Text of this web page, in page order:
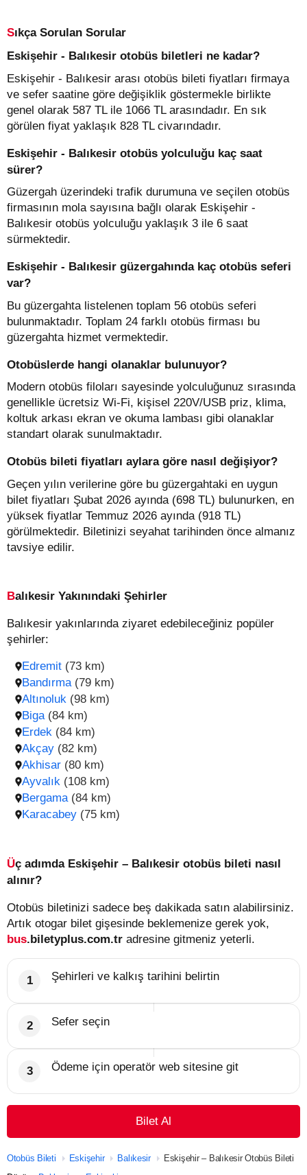
Sıkça Sorulan Sorular
Eskişehir - Balıkesir otobüs biletleri ne kadar?
Eskişehir - Balıkesir arası otobüs bileti fiyatları firmaya
ve sefer saatine göre değişiklik göstermekle birlikte
genel olarak 587 TL ile 1066 TL arasındadır. En sık
görülen fiyat yaklaşık 828 TL civarındadır.
Eskişehir - Balıkesir otobüs yolculuğu kaç saat
sürer?
Güzergah üzerindeki trafik durumuna ve seçilen otobüs
firmasının mola sayısına bağlı olarak Eskişehir -
Balıkesir otobüs yolculuğu yaklaşık 3 ile 6 saat
sürmektedir.
Eskişehir - Balıkesir güzergahında kaç otobüs seferi
var?
Bu güzergahta listelenen toplam 56 otobüs seferi
bulunmaktadır. Toplam 24 farklı otobüs firması bu
güzergahta hizmet vermektedir.
Otobüslerde hangi olanaklar bulunuyor?
Modern otobüs filoları sayesinde yolculuğunuz sırasında
genellikle ücretsiz Wi-Fi, kişisel 220V/USB priz, klima,
koltuk arkası ekran ve okuma lambası gibi olanaklar
standart olarak sunulmaktadır.
Otobüs bileti fiyatları aylara göre nasıl değişiyor?
Geçen yılın verilerine göre bu güzergahtaki en uygun
bilet fiyatları Şubat 2026 ayında (698 TL) bulunurken, en
yüksek fiyatlar Temmuz 2026 ayında (918 TL)
görülmektedir. Biletinizi seyahat tarihinden önce almanız
tavsiye edilir.
Balıkesir Yakınındaki Şehirler
Balıkesir yakınlarında ziyaret edebileceğiniz popüler
şehirler:
Edremit (73 km)
Akçay (82 km)
Bandırma (79 km)
Akhisar (80 km)
Altınoluk (98 km)
Ayvalık (108 km)
Biga (84 km)
Bergama (84 km)
Erdek (84 km)
Karacabey (75 km)
Üç adımda Eskişehir – Balıkesir otobüs bileti nasıl
alınır?
Otobüs biletinizi sadece beş dakikada satın alabilirsiniz.
Artık otogar bilet gişesinde beklemenize gerek yok,
bus.biletyplus.com.tr adresine gitmeniz yeterli.
Şehirleri ve kalkış tarihini belirtin
Sefer seçin
Ödeme için operatör web sitesine git
Bilet Al
Otobüs Bileti Eskişehir Balıkesir
Eskişehir – Balıkesir Otobüs Bileti